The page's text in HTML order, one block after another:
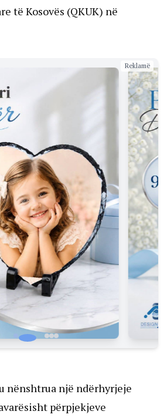
të Kosovës (QKUK) në
Reklamë
nënshtrua një ndërhyrjeje
përpjekjeve